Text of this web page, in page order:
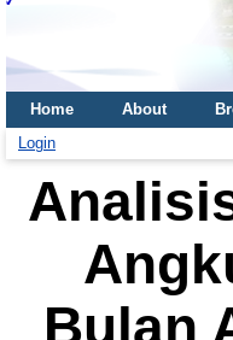
Home About
Login
Bulan